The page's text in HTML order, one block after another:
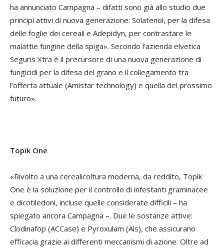
ha annunciato Campagna – difatti sono già allo studio due
principi attivi di nuova generazione: Solatenol, per la difesa
delle foglie dei cereali e Adepidyn, per contrastare le
malattie fungine della spiga». Secondo l’azienda elvetica
Seguris Xtra è il precursore di una nuova generazione di
fungicidi per la difesa del grano e il collegamento tra
l’offerta attuale (Amistar technology) e quella del prossimo
futuro».
Topik One
«Rivolto a una cerealicoltura moderna, da reddito, Topik
One è la soluzione per il controllo di infestanti graminacee
e dicotiledoni, incluse quelle considerate difficili – ha
spiegato ancora Campagna –. Due le sostanze attive:
Clodinafop (ACCase) e Pyroxulam (Als), che assicurano
efficacia grazie ai differenti meccanismi di azione. Oltre ad